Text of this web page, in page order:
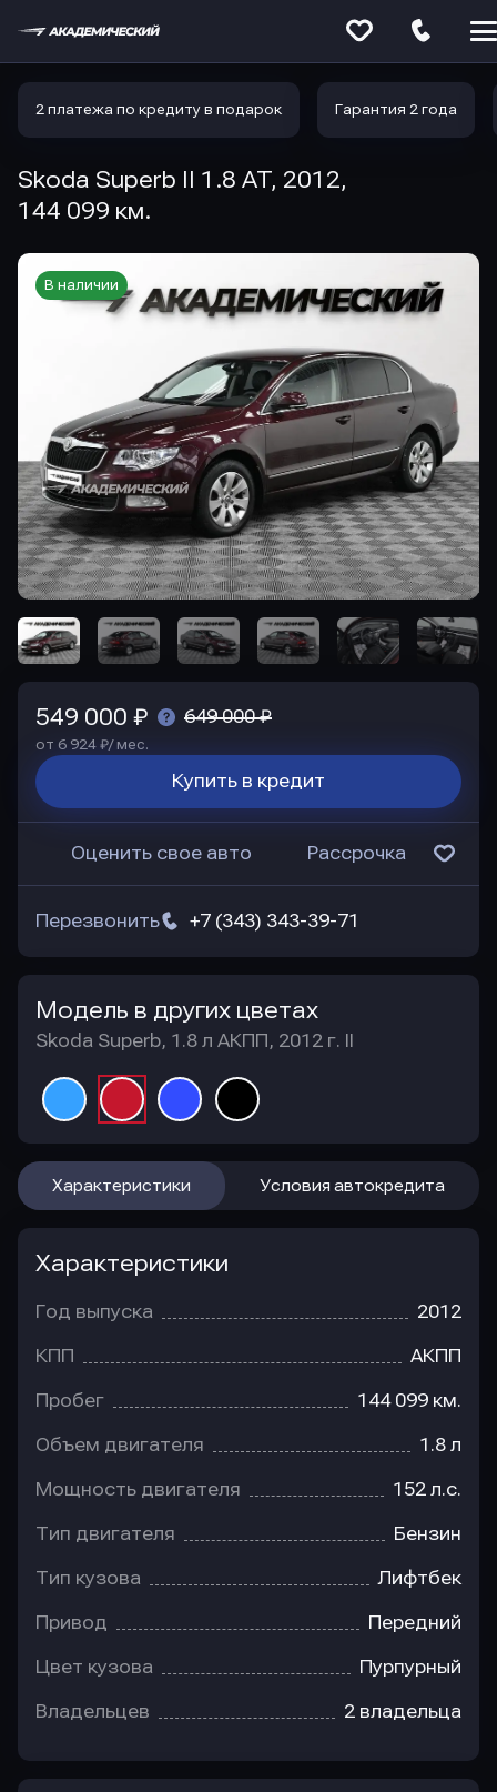
2 платежа по кредиту в подарок Гарантия 2 года
Skoda Superb II 1.8 AT, 2012,
144 099 км.
В наличии
549 000 ₽ 649 000 ₽
от 6 924 ₽/ мес.
Купить в кредит
Оценить свое авто Рассрочка
+7 (343) 343-39-71
Перезвонить
Модель в других цветах
Skoda Superb, 1.8 л АКПП, 2012 г. II
Характеристики Условия автокредита
Характеристики
Год выпуска 2012
КПП АКПП
Пробег 144 099 км.
Объем двигателя 1.8 л
Мощность двигателя 152 л.с.
Тип двигателя Бензин
Тип кузова Лифтбек
Привод Передний
Цвет кузова Пурпурный
Владельцев 2 владельца